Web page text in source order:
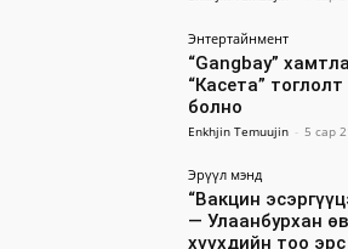
Энтертайнмент
“Gangbay”
“Касета”
болно
Enkhjin Temuujin - 5 сар
Эрүүл мэнд
“Вакцин
— Улаанбурхан
хүүхдийн тоо